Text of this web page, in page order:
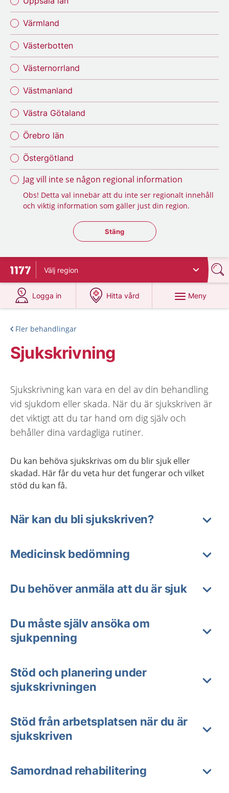
Värmland
Västerbotten
Västernorrland
Västmanland
Västra Götaland
Örebro län
Östergötland
Jag vill inte se någon regional information
Obs! Detta val innebär att du inte ser regionalt innehåll
och viktig information som gäller just din region.
Stäng regionsväljaren
Stäng
Till startsidan för 1177
Välj region
Logga in
på 1177.se
Hitta vård
på 1177.se
Meny
Fler behandlingar
Sjukskrivning
Sjukskrivning kan vara en del av din behandling
vid sjukdom eller skada. När du är sjukskriven är
det viktigt att du tar hand om dig själv och
behåller dina vardagliga rutiner.
Du kan behöva sjukskrivas om du blir sjuk eller
skadad. Här får du veta hur det fungerar och vilket
stöd du kan få.
När kan du bli sjukskriven?
Medicinsk bedömning
Du behöver anmäla att du är sjuk
Du måste själv ansöka om
sjukpenning
Stöd och planering under
sjukskrivningen
Stöd från arbetsplatsen när du är
sjukskriven
Samordnad rehabilitering